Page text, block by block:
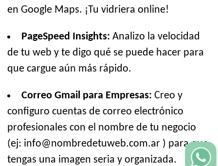
en Google Maps. ¡Tu vidriera online!
PageSpeed Insights: Analizo la velocidad
de tu web y te digo qué se puede hacer para
que cargue aún más rápido.
Correo Gmail para Empresas: Creo y
configuro cuentas de correo electrónico
profesionales con el nombre de tu negocio
(ej: info@nombredetuweb.com.ar ) para que
tengas una imagen seria y organizada.